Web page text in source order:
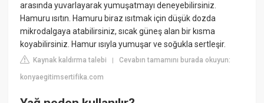
arasında yuvarlayarak yumuşatmayı deneyebilirsiniz.
Hamuru ısıtın. Hamuru biraz ısıtmak için düşük dozda
mikrodalgaya atabilirsiniz, sıcak güneş alan bir kısma
koyabilirsiniz. Hamur ısıyla yumuşar ve soğukla sertleşir.
Kaynak kaldırma talebi |Cevabın tamamını burada okuyun:
konyaegitimsertifika.com